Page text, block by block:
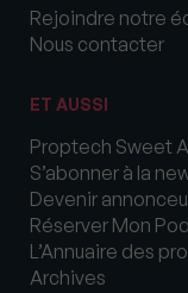
Rejoindre notre
Nous contacter
ET AUSSI
Proptech Sweet
S’abonner à la
Devenir
Réserver Mon
L’Annuaire des
Archives